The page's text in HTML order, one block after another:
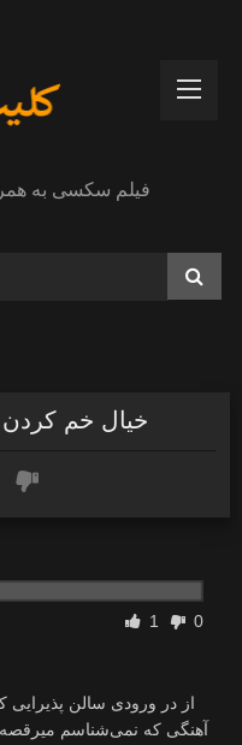
فیلم سکسی به
خیال خم کردن
1 0
از در ورودی سالن پذیرایی
آهنگی که نمی‌شناسم